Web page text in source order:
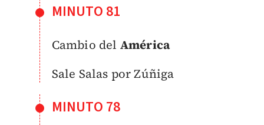
MINUTO 81
Cambio del América
Sale Salas por Zúñiga
MINUTO 78